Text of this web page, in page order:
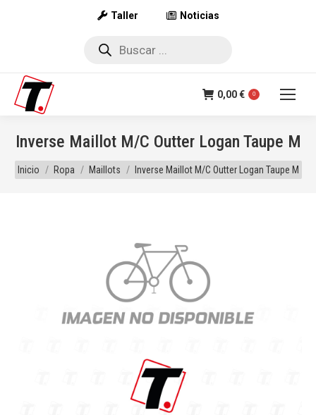
Taller Noticias
Búsqueda
0,00€ 0
Inverse Maillot M/C Outter Logan Taupe M
Estás aquí:
Inicio Ropa Maillots Inverse Maillot M/C Outter Logan Taupe M